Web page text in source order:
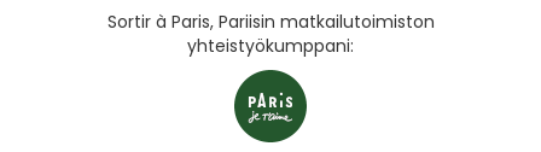
Sortir à Paris, Pariisin matkailutoimiston
yhteistyökumppani: